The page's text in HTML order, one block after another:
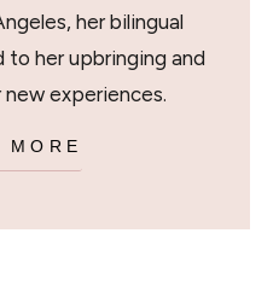
her bilingual
her upbringing and
experiences.
MORE